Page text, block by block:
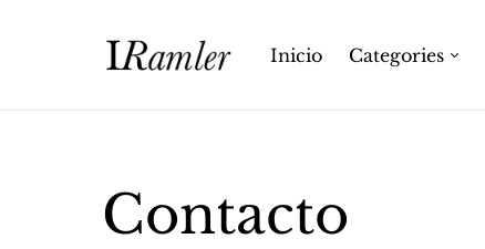
Inicio Categories
Contacto